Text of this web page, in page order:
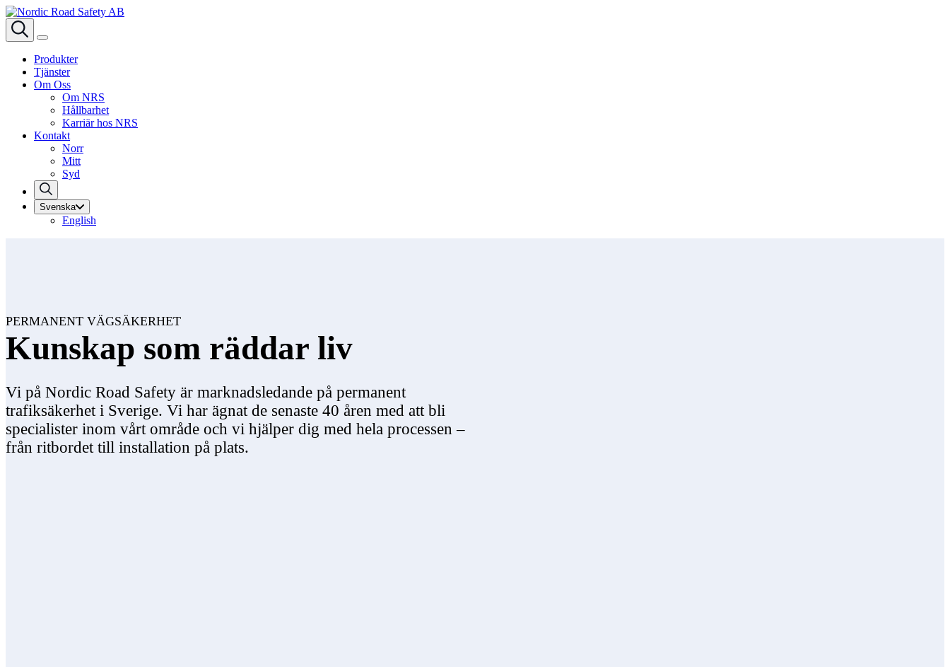
Produkter
Tjänster
Om Oss
Om NRS
Hållbarhet
Karriär hos NRS
Kontakt
Norr
Mitt
Syd
Svenska
English
PERMANENT VÄGSÄKERHET
Kunskap som räddar liv
Vi på Nordic Road Safety är marknadsledande på permanent
trafiksäkerhet i Sverige. Vi har ägnat de senaste 40 åren med att bli
specialister inom vårt område och vi hjälper dig med hela processen –
från ritbordet till installation på plats.